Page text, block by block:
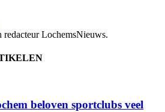
LochemsNieuws.
beloven sportclubs veel